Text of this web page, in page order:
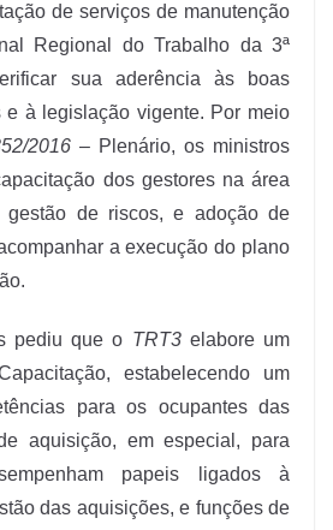
de serviços de manutenção
Regional do Trabalho da 3ª
sua aderência às boas
e à legislação vigente. Por meio
2016 – Plenário, os ministros
dos gestores na área
gestão de riscos, e adoção de
a execução do plano
pediu que o TRT3elabore um
estabelecendo um
para os ocupantes das
aquisição, em especial, para
papeis ligados à
das aquisições, e funções de